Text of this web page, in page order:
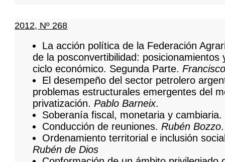
2012, Nº 268
La acción política de la Federación
de la posconvertibilidad:
ciclo económico. Segunda Parte.
El desempeño del sector petrolero
problemas estructurales emergentes del
privatización.Pablo Barneix.
Soberanía fiscal, monetaria y cambiaria.
Conducción de reuniones.Rubén Bozzo.
Ordenamiento territorial e inclusión
Rubén de Dios